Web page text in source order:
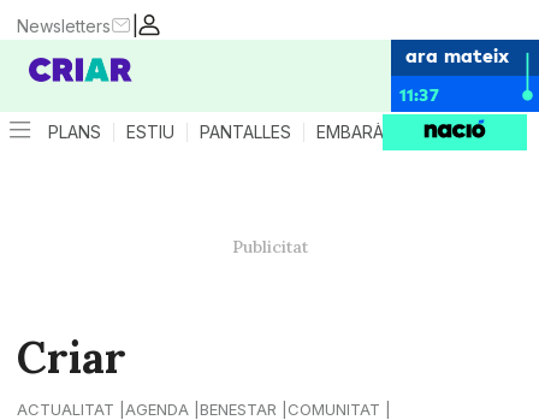
|
Newsletters
ara mateix
11:37
PLANS ESTIU PANTALLES EMBARÀS CRIANÇA
Criar
ACTUALITAT AGENDA BENESTAR
COMUNITAT